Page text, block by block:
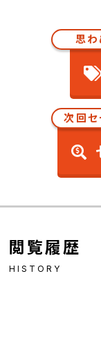
思わ
次回セ
閲覧履歴
HISTORY